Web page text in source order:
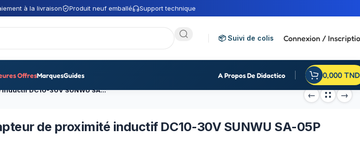
à la livraison Produit neuf emballé Support technique
📦 Suivi de colis Connexion /
OffresMarquesGuides A Propos De Didactico 0,000 TND
Capteur de proximité inductif DC10-30V SUNWU SA-05P
de proximité inductif DC10-30V SUNWU SA-05P